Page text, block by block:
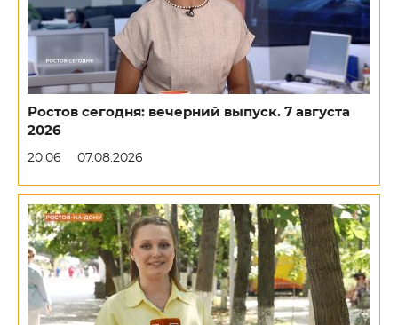
Ростов сегодня: вечерний выпуск. 7 августа
2026
20:06 07.08.2026